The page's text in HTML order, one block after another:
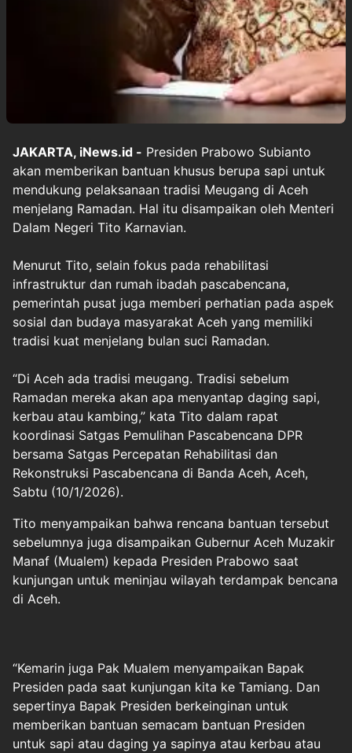
JAKARTA, iNews.id - Presiden Prabowo Subianto
akan memberikan bantuan khusus berupa sapi untuk
mendukung pelaksanaan tradisi Meugang di Aceh
menjelang Ramadan. Hal itu disampaikan oleh Menteri
Dalam Negeri Tito Karnavian.
Menurut Tito, selain fokus pada rehabilitasi
infrastruktur dan rumah ibadah pascabencana,
pemerintah pusat juga memberi perhatian pada aspek
sosial dan budaya masyarakat Aceh yang memiliki
tradisi kuat menjelang bulan suci Ramadan.
“Di Aceh ada tradisi meugang. Tradisi sebelum
Ramadan mereka akan apa menyantap daging sapi,
kerbau atau kambing,” kata Tito dalam rapat
koordinasi Satgas Pemulihan Pascabencana DPR
bersama Satgas Percepatan Rehabilitasi dan
Rekonstruksi Pascabencana di Banda Aceh, Aceh,
Sabtu (10/1/2026).
Tito menyampaikan bahwa rencana bantuan tersebut
sebelumnya juga disampaikan Gubernur Aceh Muzakir
Manaf (Mualem) kepada Presiden Prabowo saat
kunjungan untuk meninjau wilayah terdampak bencana
di Aceh.
“Kemarin juga Pak Mualem menyampaikan Bapak
Presiden pada saat kunjungan kita ke Tamiang. Dan
sepertinya Bapak Presiden berkeinginan untuk
memberikan bantuan semacam bantuan Presiden
untuk sapi atau daging ya sapinya atau kerbau atau